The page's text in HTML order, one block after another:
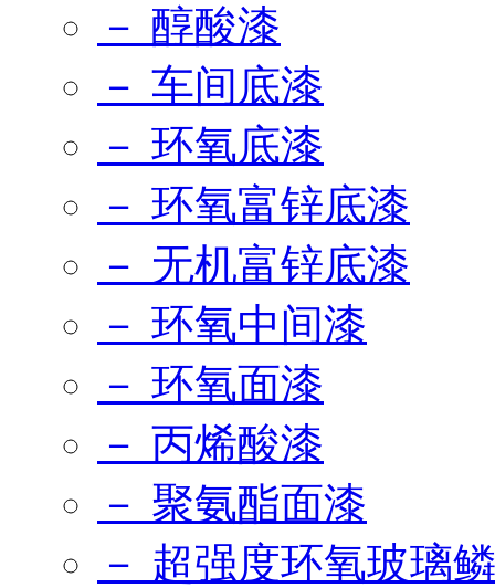
－ 醇酸漆
－ 车间底漆
－ 环氧底漆
－ 环氧富锌底漆
－ 无机富锌底漆
－ 环氧中间漆
－ 环氧面漆
－ 丙烯酸漆
－ 聚氨酯面漆
－ 超强度环氧玻璃